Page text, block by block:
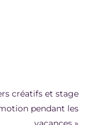
créatifs et stage
pendant les